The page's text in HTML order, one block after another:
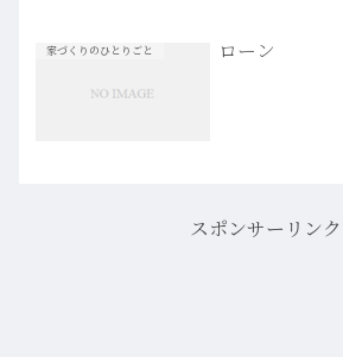
家づくりのひとりごと ローン
スポンサーリンク